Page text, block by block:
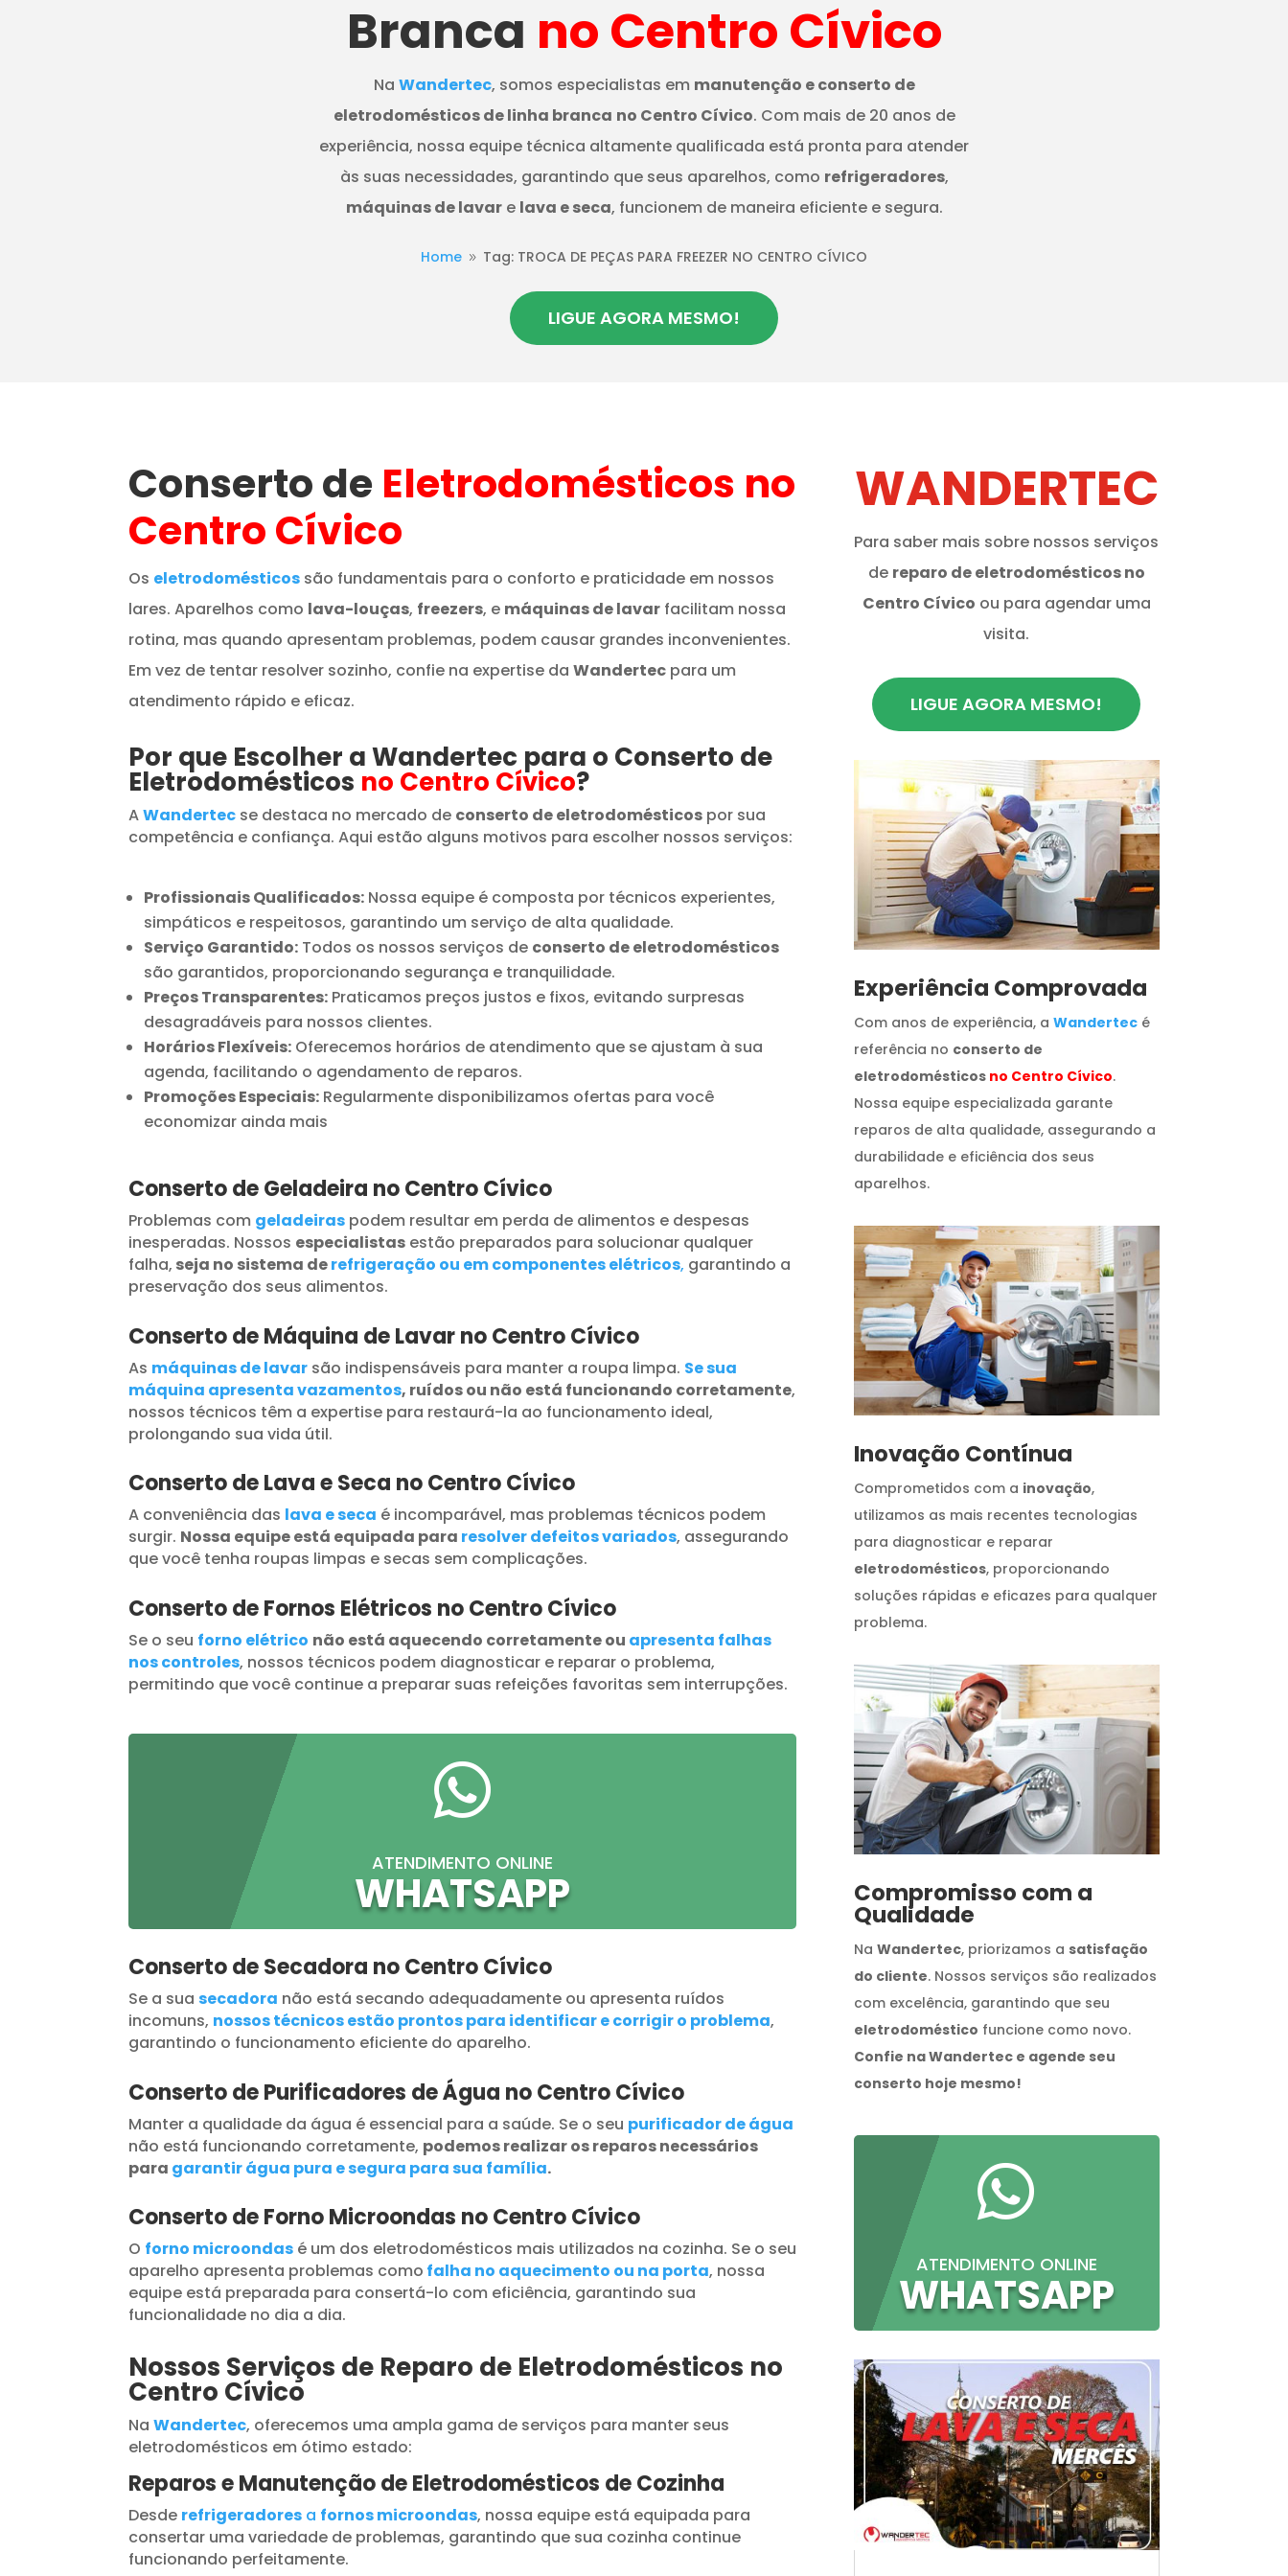
Branca no Centro Cívico
Na Wandertec, somos especialistas em manutenção e conserto de
eletrodomésticos de linha branca no Centro Cívico. Com mais de 20 anos de
experiência, nossa equipe técnica altamente qualificada está pronta para atender
às suas necessidades, garantindo que seus aparelhos, como refrigeradores,
máquinas de lavare lava e seca, funcionem de maneira eficiente e segura.
Home 9 Tag: TROCA DE PEÇAS PARA FREEZER NO CENTRO CÍVICO
LIGUE AGORA MESMO!
Conserto de Eletrodomésticos no
Centro Cívico
Os eletrodomésticos são fundamentais para o conforto e praticidade em nossos
lares. Aparelhos como lava-louças, freezers, e máquinas de lavar facilitam nossa
rotina, mas quando apresentam problemas, podem causar grandes inconvenientes.
Em vez de tentar resolver sozinho, confie na expertise daWandertec para um
atendimento rápido e eficaz.
Por que Escolher a Wandertec para o Conserto de
Eletrodomésticos no Centro Cívico?
AWandertec se destaca no mercado de conserto de eletrodomésticos por sua
competência e confiança. Aqui estão alguns motivos para escolher nossos serviços:
Profissionais Qualificados: Nossa equipe é composta por técnicos experientes,
simpáticos e respeitosos, garantindo um serviço de alta qualidade.
Serviço Garantido: Todos os nossos serviços de conserto de eletrodomésticos
são garantidos, proporcionando segurança e tranquilidade.
Preços Transparentes: Praticamos preços justos e fixos, evitando surpresas
desagradáveis para nossos clientes.
Horários Flexíveis: Oferecemos horários de atendimento que se ajustam à sua
agenda, facilitando o agendamento de reparos.
Promoções Especiais: Regularmente disponibilizamos ofertas para você
economizar ainda mais
Conserto de Geladeira no Centro Cívico
Problemas com geladeiras podem resultar em perda de alimentos e despesas
inesperadas. Nossos especialistas estão preparados para solucionar qualquer
falha, seja no sistema derefrigeração ou em componentes elétricos, garantindo a
preservação dos seus alimentos.
Conserto de Máquina de Lavar no Centro Cívico
As máquinas de lavar são indispensáveis para manter a roupa limpa. Se sua
máquina apresenta vazamentos, ruídos ou não está funcionando corretamente,
nossos técnicos têm a expertise para restaurá-la ao funcionamento ideal,
prolongando sua vida útil.
Conserto de Lava e Seca no Centro Cívico
A conveniência das lava e seca é incomparável, mas problemas técnicos podem
surgir. Nossa equipe está equipada para resolver defeitos variados, assegurando
que você tenha roupas limpas e secas sem complicações.
Conserto de Fornos Elétricos no Centro Cívico
Se o seu forno elétrico não está aquecendo corretamente ou apresenta falhas
nos controles, nossos técnicos podem diagnosticar e reparar o problema,
permitindo que você continue a preparar suas refeições favoritas sem interrupções.

ATENDIMENTO ONLINE
WHATSAPP
Conserto de Secadora no Centro Cívico
Se a suasecadora não está secando adequadamente ou apresenta ruídos
incomuns, nossos técnicos estão prontos para identificar e corrigir o problema,
garantindo o funcionamento eficiente do aparelho.
Conserto de Purificadores de Água no Centro Cívico
Manter a qualidade da água é essencial para a saúde. Se o seu purificador de água
não está funcionando corretamente, podemos realizar os reparos necessários
para garantir água pura e segura para sua família.
Conserto de Forno Microondas no Centro Cívico
O forno microondas é um dos eletrodomésticos mais utilizados na cozinha. Se o seu
aparelho apresenta problemas como falha no aquecimento ou na porta, nossa
equipe está preparada para consertá-lo com eficiência, garantindo sua
funcionalidade no dia a dia.
Nossos Serviços de Reparo de Eletrodomésticos no
Centro Cívico
NaWandertec, oferecemos uma ampla gama de serviços para manter seus
eletrodomésticos em ótimo estado:
Reparos e Manutenção de Eletrodomésticos de Cozinha
Desde refrigeradores a fornos microondas, nossa equipe está equipada para
consertar uma variedade de problemas, garantindo que sua cozinha continue
funcionando perfeitamente.
WANDERTEC
Para saber mais sobre nossos serviços
de reparo de eletrodomésticos no
Centro Cívico ou para agendar uma
visita.
LIGUE AGORA MESMO!
​Experiência Comprovada
Com anos de experiência, a Wandertecé
referência no conserto de
eletrodomésticos no Centro Cívico.
Nossa equipe especializada garante
reparos de alta qualidade, assegurando a
durabilidade e eficiência dos seus
aparelhos.
Inovação Contínua
Comprometidos com a inovação,
utilizamos as mais recentes tecnologias
para diagnosticar e reparar
eletrodomésticos, proporcionando
soluções rápidas e eficazes para qualquer
problema.
Compromisso com a
Qualidade
Na Wandertec, priorizamos a satisfação
do cliente. Nossos serviços são realizados
com excelência, garantindo que seu
eletrodoméstico funcione como novo.
Confie na Wandertec e agende seu
conserto hoje mesmo!

ATENDIMENTO ONLINE
WHATSAPP